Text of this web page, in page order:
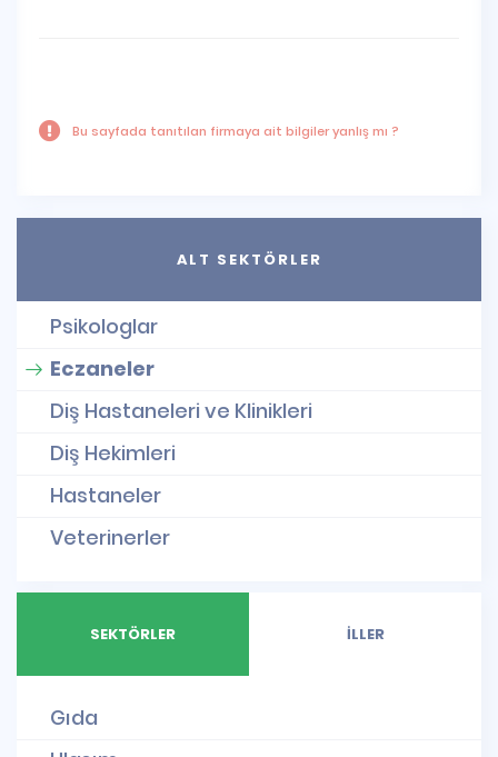
Bu sayfada tanıtılan firmaya ait bilgiler yanlış mı ?
ALT SEKTÖRLER
Psikologlar
Eczaneler
Diş Hastaneleri ve Klinikleri
Diş Hekimleri
Hastaneler
Veterinerler
SEKTÖRLER İLLER
Gıda